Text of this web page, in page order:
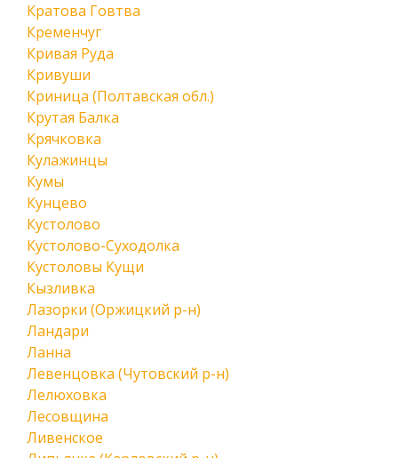
Кратова Говтва
Кременчуг
Кривая Руда
Кривуши
Криница (Полтавская обл.)
Крутая Балка
Крячковка
Кулажинцы
Кумы
Кунцево
Кустолово
Кустолово-Суходолка
Кустоловы Кущи
Кызливка
Лазорки (Оржицкий р-н)
Ландари
Ланна
Левенцовка (Чутовский р-н)
Лелюховка
Лесовщина
Ливенское